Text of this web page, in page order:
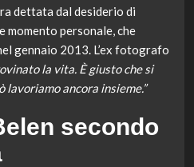
dettata dal desiderio di
personale, che
gennaio 2013. L’ex fotografo
la vita. È giusto che si
lavoriamo ancora insieme.”
secondo